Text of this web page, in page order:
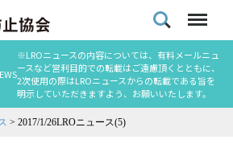
※LROニュースの内容については、有料メールニュ
ースなど営利目的での転載はご遠慮頂くとともに、
2次使用の際はLROニュースからの転載である旨を
明示していただきますよう、お願いいたします。
>2017/1/26LROニュース(5)